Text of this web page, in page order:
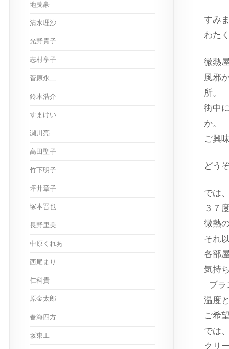
すみ
わた
微熱
風邪
所。
街中
か。
ご興
どう
では
３７
微熱
それ
各部
気持
プラ
温度
ご希
では
クリ
地曵豪
清水理沙
光野貴子
志村享子
菅原永二
鈴木浩介
すまけい
瀬川亮
高田聖子
竹下明子
坪井章子
塚本晋也
長野里美
中原くれあ
西尾まり
仁科貴
原金太郎
春海四方
坂東工